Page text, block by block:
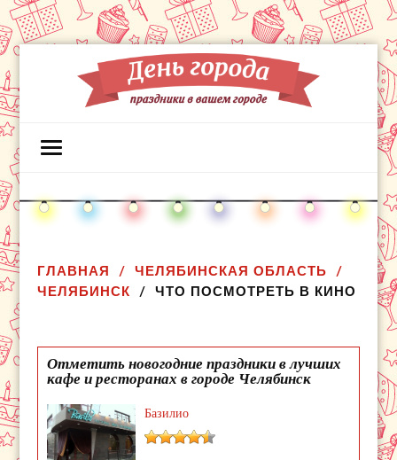
ГЛАВНАЯ
ЧЕЛЯБИНСКАЯ ОБЛАСТЬ
ЧЕЛЯБИНСК
ЧТО ПОСМОТРЕТЬ В КИНО
Отметить новогодние праздники в лучших
кафе и ресторанах в городе Челябинск
Базилио